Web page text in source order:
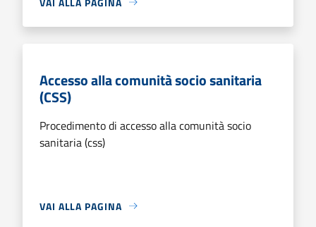
Accesso alla comunità socio sanitaria
(CSS)
Procedimento di accesso alla comunità socio
sanitaria (css)
VAI ALLA PAGINA